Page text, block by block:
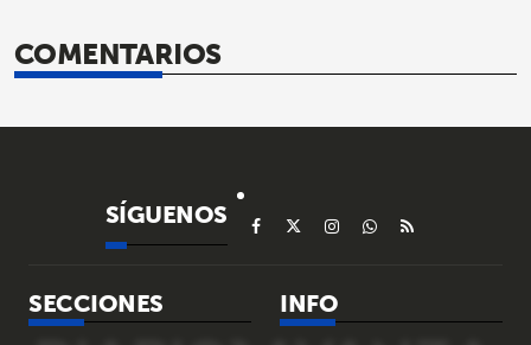
COMENTARIOS
SÍGUENOS
SECCIONES INFO